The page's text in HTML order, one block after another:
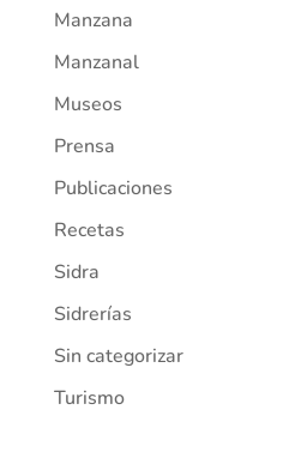
Manzana
Manzanal
Museos
Prensa
Publicaciones
Recetas
Sidra
Sidrerías
Sin categorizar
Turismo